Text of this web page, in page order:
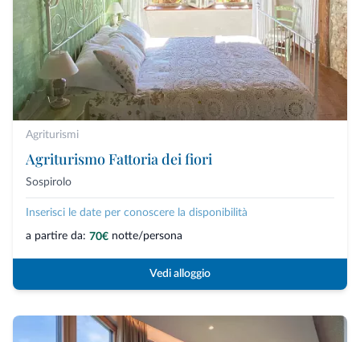
Agriturismi
Agriturismo Fattoria dei fiori
Sospirolo
Inserisci le date per conoscere la disponibilità
a partire da: 70€ notte/persona
Vedi alloggio